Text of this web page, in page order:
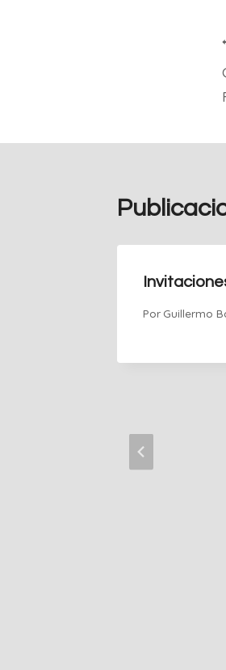
Por Guillermo